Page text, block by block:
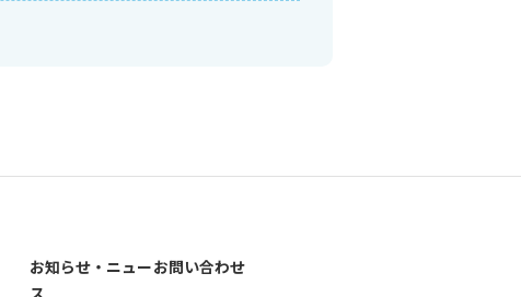
お知らせ・ニュー
ス
お問い合わせ